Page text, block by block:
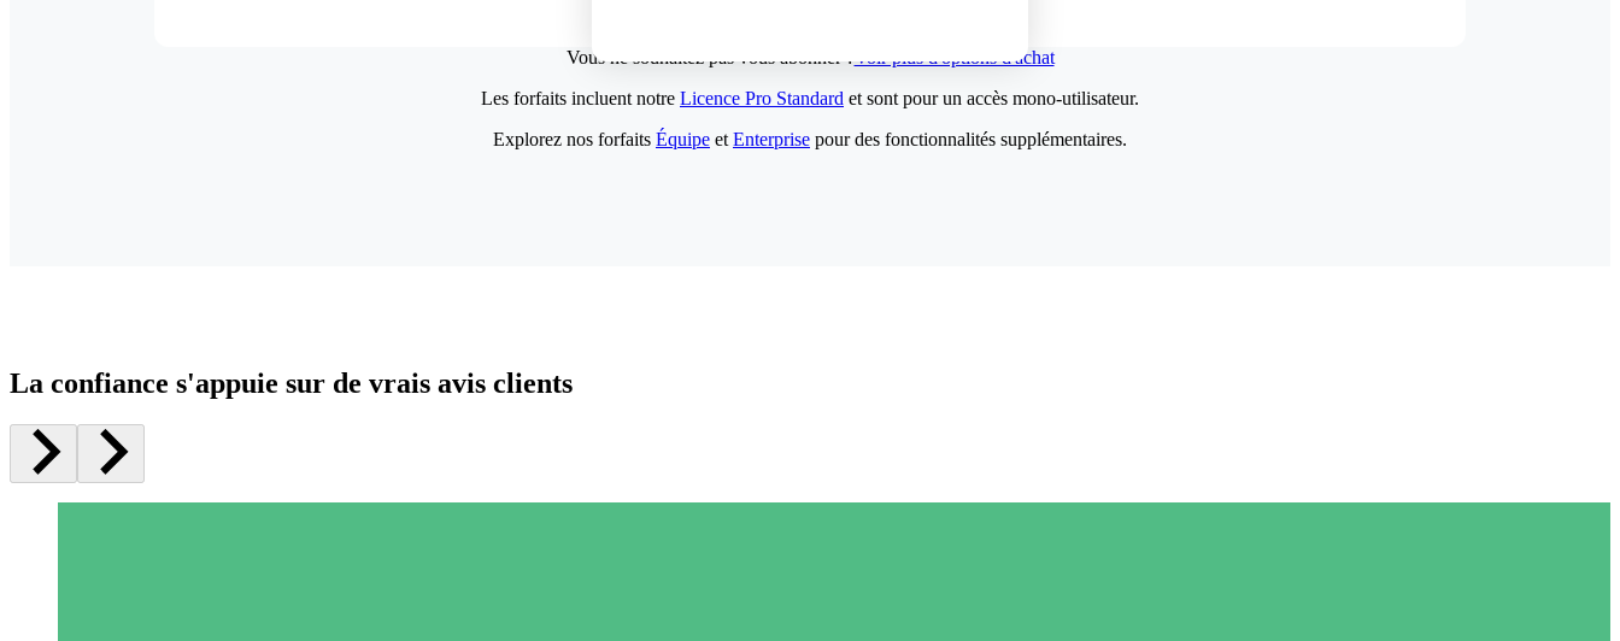
Vous ne souhaitez pas vous abonner ?Voir plus d'options d'achat
Les forfaits incluent notre Licence Pro Standard et sont pour un accès mono-utilisateur.
Explorez nos forfaits Équipe et Enterprise pour des fonctionnalités supplémentaires.
La confiance s'appuie sur de vrais avis clients